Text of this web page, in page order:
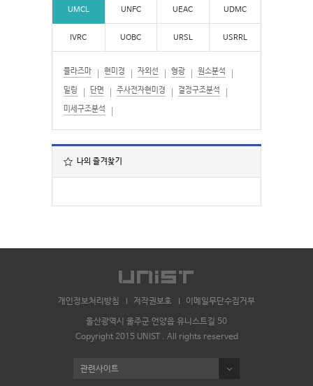
UMCL UNFC UEAC UDMC
IVRC UOBC URSL USRRL
플라즈마 현미경 자외선 형광 원소분석
밀링 단면 주사전자현미경 결정구조분석
미세구조분석
나의 즐겨찾기
개인정보처리방침 저작권보호 이메일무단수집거부
울산광역시 울주군 언양읍 유니스트길 50
Copyright 2015 UNIST . All rights reserved
관련사이트